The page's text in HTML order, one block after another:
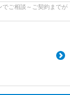
でご相談～ご契約までが